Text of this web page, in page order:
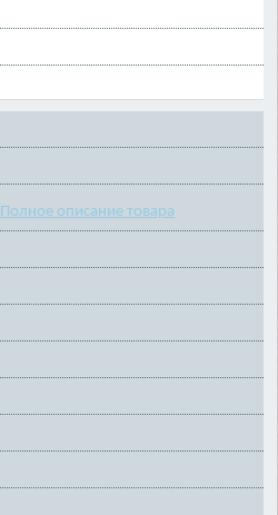
Полное описание товара